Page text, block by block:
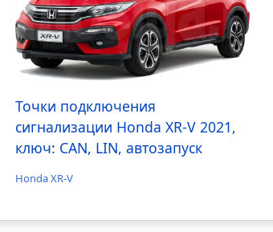
Точки подключения
сигнализации Honda XR-V 2021,
ключ: CAN, LIN, автозапуск
Honda XR-V